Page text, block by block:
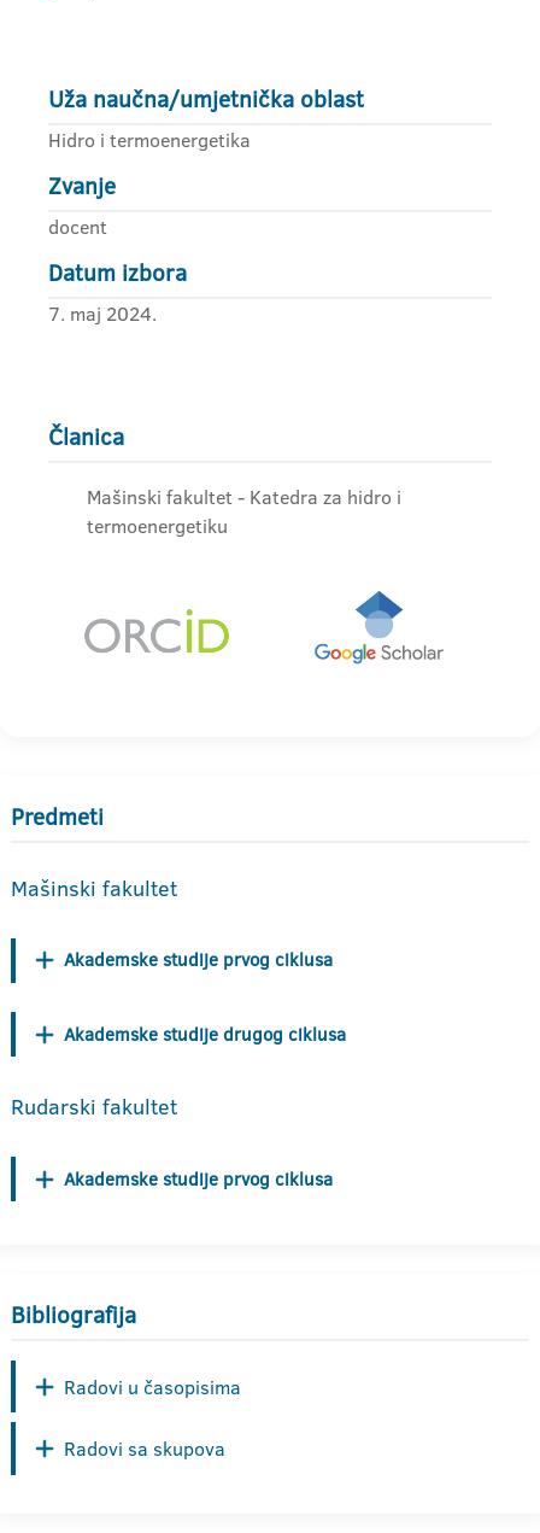
Uža naučna/umjetnička oblast
Hidro i termoenergetika
Zvanje
docent
Datum izbora
7. maj 2024.
Članica
Mašinski fakultet - Katedra za hidro i
termoenergetiku
Predmeti
Mašinski fakultet
Akademske studije prvog ciklusa
Akademske studije drugog ciklusa
Rudarski fakultet
Akademske studije prvog ciklusa
Bibliografija
Radovi u časopisima
Radovi sa skupova